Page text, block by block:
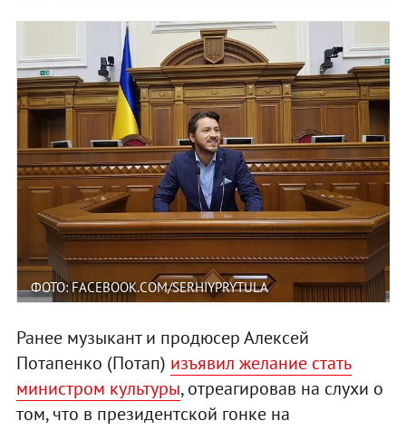
ФОТО: FACEBOOK.COM/SERHIYPRYTULA
Ранее музыкант и продюсер Алексей
Потапенко (Потап) изъявил желание стать
министром культуры, отреагировав на слухи о
том, что в президентской гонке на